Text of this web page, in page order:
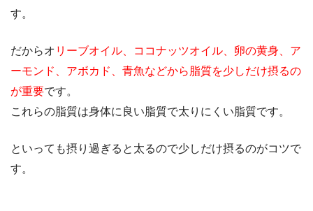
す。
だからオ リーブオイル、ココナッツオイル、卵の黄身、ア
ーモンド、アボカド、青魚などから脂質を少しだけ摂るの
が重要です。
これらの脂質は身体に良い脂質で太りにくい脂質です。
といっても摂り過ぎると太るので少しだけ摂るのがコツで
す。